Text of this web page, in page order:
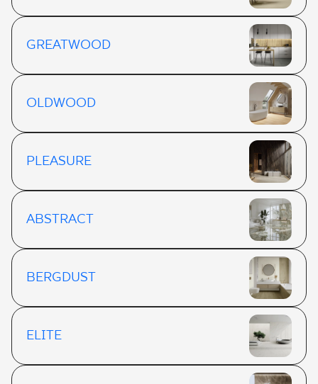
GREATWOOD
OLDWOOD
PLEASURE
ABSTRACT
BERGDUST
ELITE